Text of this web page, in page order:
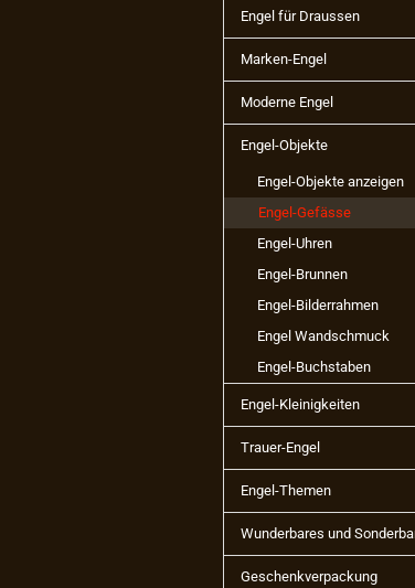
Engel für Draussen
Marken-Engel
Moderne Engel
Engel-Objekte
Engel-Objekte anzeigen
Engel-Gefässe
Engel-Uhren
Engel-Brunnen
Engel-Bilderrahmen
Engel Wandschmuck
Engel-Buchstaben
Engel-Kleinigkeiten
Trauer-Engel
Engel-Themen
Wunderbares und
Geschenkverpackung